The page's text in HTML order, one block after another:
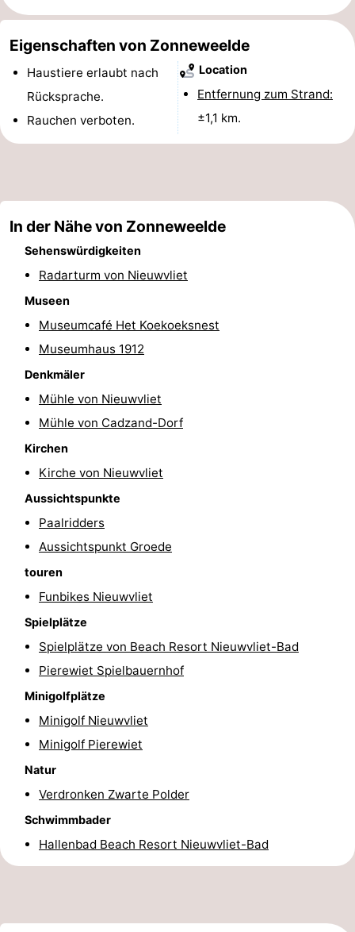
Eigenschaften von Zonneweelde
Haustiere erlaubt nach
Rücksprache.
Rauchen verboten.
Location
Entfernung zum Strand:
±1,1 km.
In der Nähe von Zonneweelde
Sehenswürdigkeiten
Radarturm von Nieuwvliet
Museen
Museumcafé Het Koekoeksnest
Museumhaus 1912
Denkmäler
Mühle von Nieuwvliet
Mühle von Cadzand-Dorf
Kirchen
Kirche von Nieuwvliet
Aussichtspunkte
Paalridders
Aussichtspunkt Groede
touren
Funbikes Nieuwvliet
Spielplätze
Spielplätze von Beach Resort Nieuwvliet-Bad
Pierewiet Spielbauernhof
Minigolfplätze
Minigolf Nieuwvliet
Minigolf Pierewiet
Natur
Verdronken Zwarte Polder
Schwimmbader
Hallenbad Beach Resort Nieuwvliet-Bad